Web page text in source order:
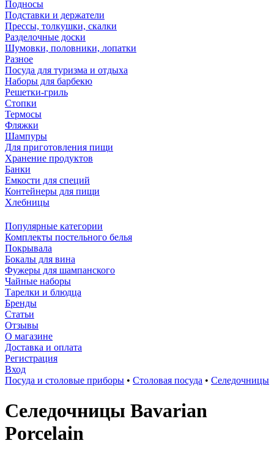
Подносы
Подставки и держатели
Прессы, толкушки, скалки
Разделочные доски
Шумовки, половники, лопатки
Разное
Посуда для туризма и отдыха
Наборы для барбекю
Решетки-гриль
Стопки
Термосы
Фляжки
Шампуры
Для приготовления пищи
Хранение продуктов
Банки
Емкости для специй
Контейнеры для пищи
Хлебницы
Популярные категории
Комплекты постельного белья
Покрывала
Бокалы для вина
Фужеры для шампанского
Чайные наборы
Тарелки и блюдца
Бренды
Статьи
Отзывы
О магазине
Доставка и оплата
Регистрация
Вход
Посуда и столовые приборы • Столовая посуда • Селедочницы
Селедочницы Bavarian
Porcelain